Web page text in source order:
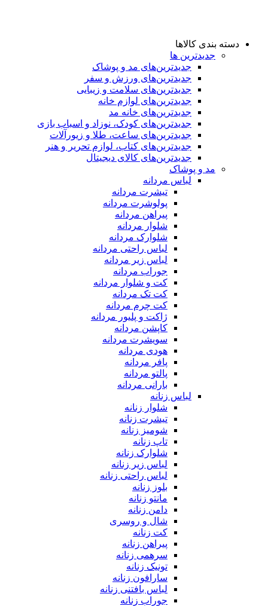
دسته بندی کالاها
جدیدترین ها
جدید‌ترین‌های مد و پوشاک
جدید‌ترین‌های ورزش و سفر
جدید‌ترین‌های سلامت و زیبایی
جدید‌ترین‌های لوازم خانه
جدیدترین‌های خانه مد
جدید‌ترین‌های کودک، نوزاد و اسباب بازی
جدید‌ترین‌های ساعت، طلا و زیورآلات
جدید‌ترین‌های کتاب، لوازم تحریر و هنر
جدید‌ترین‌های کالای دیجیتال
مد و پوشاک
لباس مردانه
تیشرت مردانه
پولوشرت مردانه
پیراهن مردانه
شلوار مردانه
شلوارک مردانه
لباس راحتی مردانه
لباس زیر مردانه
جوراب مردانه
کت و شلوار مردانه
کت تک مردانه
کت چرم مردانه
ژاکت و پلیور مردانه
کاپشن مردانه
سویشرت مردانه
هودی مردانه
پافر مردانه
پالتو مردانه
بارانی مردانه
لباس زنانه
شلوار زنانه
تیشرت زنانه
شومیز زنانه
تاپ زنانه
شلوارک زنانه
لباس زیر زنانه
لباس راحتی زنانه
بلوز زنانه
مانتو زنانه
دامن زنانه
شال و روسری
کت زنانه
پیراهن زنانه
سرهمی زنانه
تونیک زنانه
سارافون زنانه
لباس بافتنی زنانه
جوراب زنانه